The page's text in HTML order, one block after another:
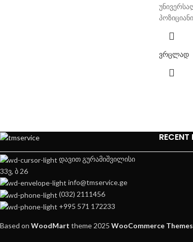
პოზიციანი
ვრცლად
დავით გურამიშვილისი
33ვ, ბ 26
info@tmservice.ge
(032) 2111456
+995 571 172233
RECENT
Based on WoodMart theme 2025 WooCommerce Themes